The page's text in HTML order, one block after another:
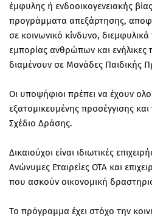
έμφυλης ή ενδοοικογενειακής
προγράμματα απεξάρτησης,
σε κοινωνικό κίνδυνο,
εμπορίας ανθρώπων και ενήλικες
διαμένουν σε Μονάδες Παιδικής
Οι υποψήφιοι πρέπει να έχουν
εξατομικευμένης προσέγγισης
Σχέδιο Δράσης.
Δικαιούχοι είναι ιδιωτικές
Ανώνυμες Εταιρείες ΟΤΑ και
που ασκούν οικονομική
Το πρόγραμμα έχει στόχο την